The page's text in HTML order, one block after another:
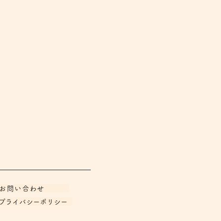
問い合わせ
ライバシーポリシー